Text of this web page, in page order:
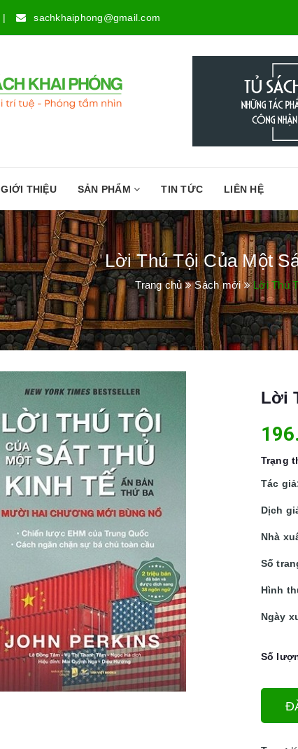
| sachkhaiphong@gmail.com
GIỚI THIỆU SẢN PHẨM TIN TỨC LIÊN HỆ
Lời Thú Tội Của Một
Trang chủ Sách mới Lời Thú
Lời
Trạng
Tác
Dịch
Nhà
Số
Hình
Ngày
Số